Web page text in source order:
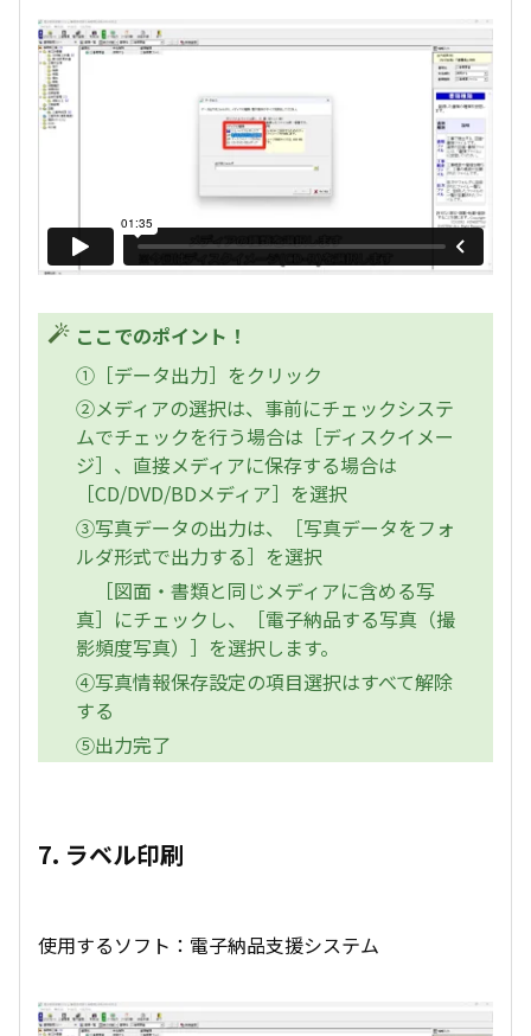
ここでのポイント！
①［データ出力］をクリック
②メディアの選択は、事前にチェックシステ
ムでチェックを行う場合は［ディスクイメー
ジ］、直接メディアに保存する場合は
［CD/DVD/BDメディア］を選択
③写真データの出力は、［写真データをフォ
ルダ形式で出力する］を選択
［図面・書類と同じメディアに含める写
真］にチェックし、［電子納品する写真（撮
影頻度写真）］を選択します。
④写真情報保存設定の項目選択はすべて解除
する
⑤出力完了
7. ラベル印刷
使用するソフト：電子納品支援システム